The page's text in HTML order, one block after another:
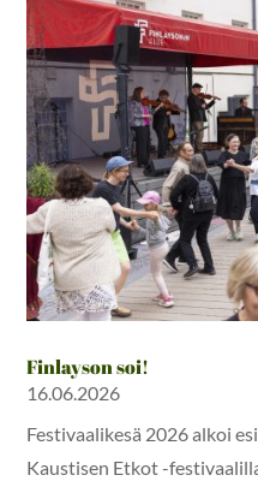
Finlayson soi!
16.06.2026
Festivaalikesä 2026 alkoi
Kaustisen Etkot -